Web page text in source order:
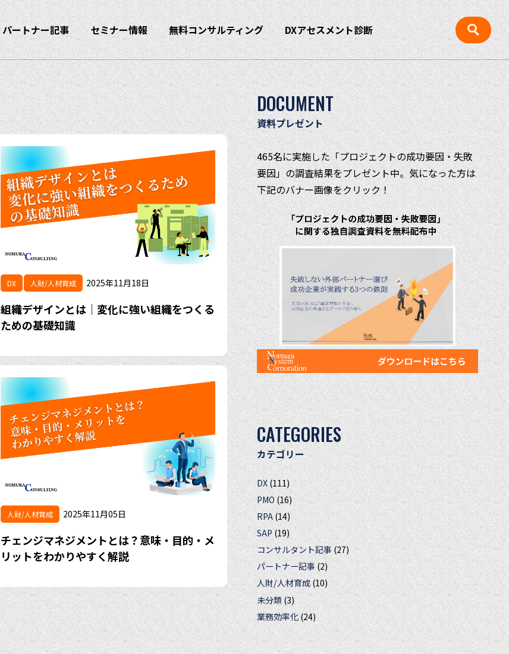
パートナー記事 セミナー情報 無料コンサルティング DXアセスメント診断
DX 人財/人材育成 2025年11月18日
組織デザインとは｜変化に強い組織をつくる
ための基礎知識
人財/人材育成 2025年11月05日
チェンジマネジメントとは？意味・目的・メ
リットをわかりやすく解説
DOCUMENT
資料プレゼント
465名に実施した「プロジェクトの成功要因・失敗
要因」の調査結果をプレゼント中。気になった方は
下記のバナー画像をクリック！
CATEGORIES
カテゴリー
DX (111)
PMO (16)
RPA (14)
SAP (19)
コンサルタント記事(27)
パートナー記事(2)
人財/人材育成 (10)
未分類 (3)
業務効率化(24)